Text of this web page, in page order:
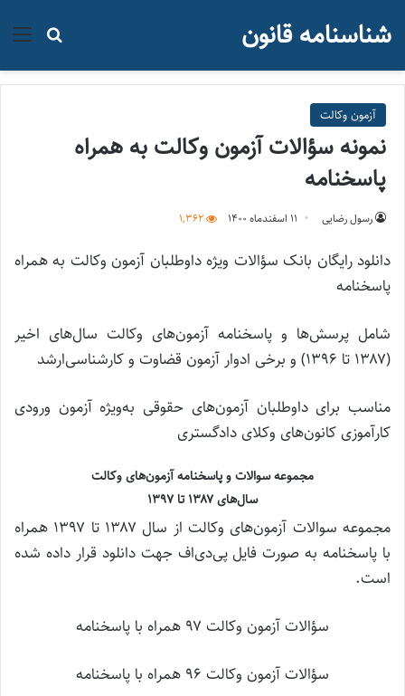
جستجو شناسنامه قانون
آزمون وکالت
نمونه سؤالات آزمون وکالت به همراه
پاسخنامه
رسول رضایی ۱۱ اسفند‌ماه ۱۴۰۰ 1,362
دانلود رایگان بانک سؤالات ویژه داوطلبان آزمون وکالت به همراه
پاسخنامه
شامل پرسش‌ها و پاسخنامه آزمون‌های وکالت سال‌های اخیر
(۱۳۸۷ تا ۱۳۹۶) و برخی ادوار آزمون قضاوت و کارشناسی‌ارشد
مناسب برای داوطلبان آزمون‌‌های حقوقی به‌ویژه آزمون ورودی
کارآموزی کانون‌های وکلای دادگستری
مجموعه سوالات و پاسخنامه آزمون‌های وکالت
سال‌های ۱۳۸۷ تا ۱۳۹۷
مجموعه سوالات آزمون‌های وکالت از سال ۱۳۸۷ تا ۱۳۹۷ همراه
با پاسخنامه به صورت فایل پی‌دی‌اف جهت دانلود قرار داده شده
است.
سؤالات آزمون وکالت ۹۷ همراه با پاسخنامه
سؤالات آزمون وکالت ۹۶ همراه با پاسخنامه